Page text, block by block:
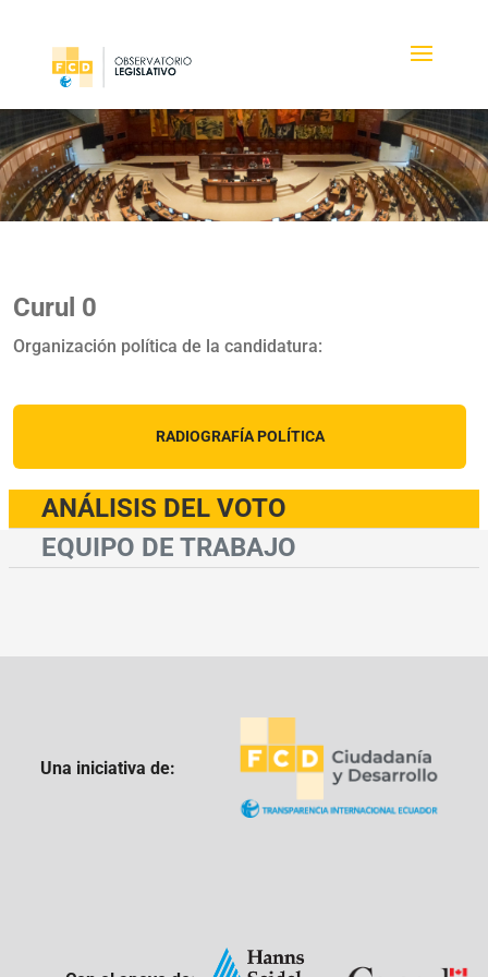
Curul 0
Organización política de la candidatura:
RADIOGRAFÍA POLÍTICA
ANÁLISIS DEL VOTO
EQUIPO DE TRABAJO
Una iniciativa de: